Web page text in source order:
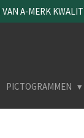
A-MERK
PICTOGRAMMEN